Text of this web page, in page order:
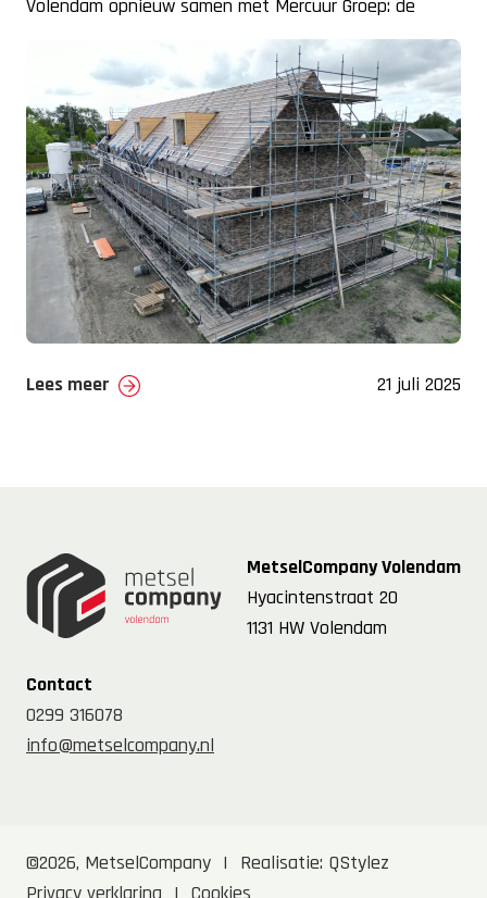
Volendam opnieuw samen met Mercuur Groep: de
bouw van 17 duurzame starterswoningen op
Lees meer 21 juli 2025
MetselCompany Volendam
Hyacintenstraat 20
1131 HW Volendam
Contact
0299 316078
info@metselcompany.nl
©2026, MetselCompany | Realisatie: QStylez